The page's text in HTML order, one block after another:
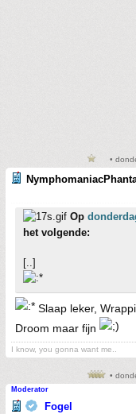
•
Op
het volgende:
[..]
Slaap leker,
Droom maar fijn
I know, you gonna want me..
•
Moderator
Fogel